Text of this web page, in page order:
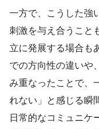
一方で、こうした強
刺激を与え合うこと
立に発展する場合も
での方向性の違いや
み重なったことで、
れない」と感じる瞬
日常的なコミュニケ